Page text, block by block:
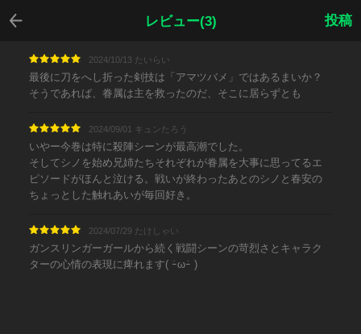
レビュー(3)
戻る
投稿
2024/10/13 たいらい
最後に刀をへし折った剣技は「アマツバメ」ではあるまいか？
そうであれば、眷属は主を救ったのだ、そこに居らずとも
2024/09/01 キュンたろう
いやー今巻は特に殺陣シーンが最高潮でした。
そしてシノを始め兄姉たちそれぞれが眷属を大事に思ってるエ
ピソードがほんと泣ける。戦いが終わったあとのシノと春安の
ちょっとした触れあいが毎回好き。
2024/07/29 たけしゃい
ガンスリンガーガールから続く戦闘シーンの苛烈さとキャラク
ターの心情の表現に痺れます( ｰ̀ωｰ́ )